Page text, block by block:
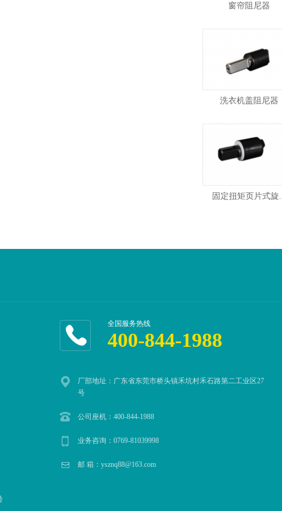
窗帘阻尼器
洗衣机盖阻尼器
固定扭矩页片式旋...
全国服务热线
400-844-1988
厂部地址：广东省东莞市桥头镇禾坑村禾石路第二工业区27
号
公司座机：400-844-1988
业务咨询：0769-81039998
邮 箱：ysznq88@163.com